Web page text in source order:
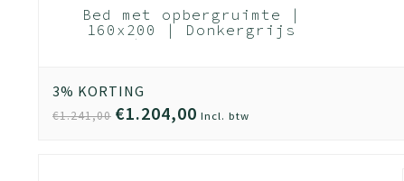
Bed met opbergruimte |
160x200 | Donkergrijs
Hout | Inclusief witte
3% KORTING
€1.241,00 €1.204,00 Incl. btw